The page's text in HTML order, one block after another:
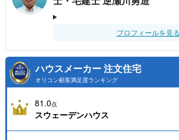
プロフィールを見る
ハウスメーカー 注文住宅
オリコン顧客満足度ランキング
81.0点
スウェーデンハウス